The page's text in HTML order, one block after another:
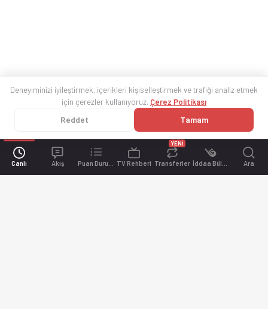
Canlı Akış TV Rehberi Transferler
YENİ
Ara
Deneyiminizi iyileştirmek, içerikleri kişiselleştirmek ve trafiği analiz etmek
için çerezler kullanıyoruz. Çerez Politikası
Reddet Tamam